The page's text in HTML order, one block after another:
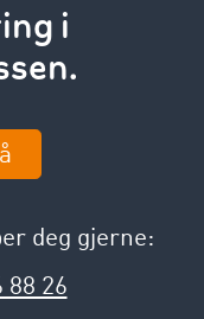
i
deg gjerne:
88 26